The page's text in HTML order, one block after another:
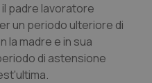
il padre lavoratore
un periodo ulteriore di
la madre e in sua
di astensione